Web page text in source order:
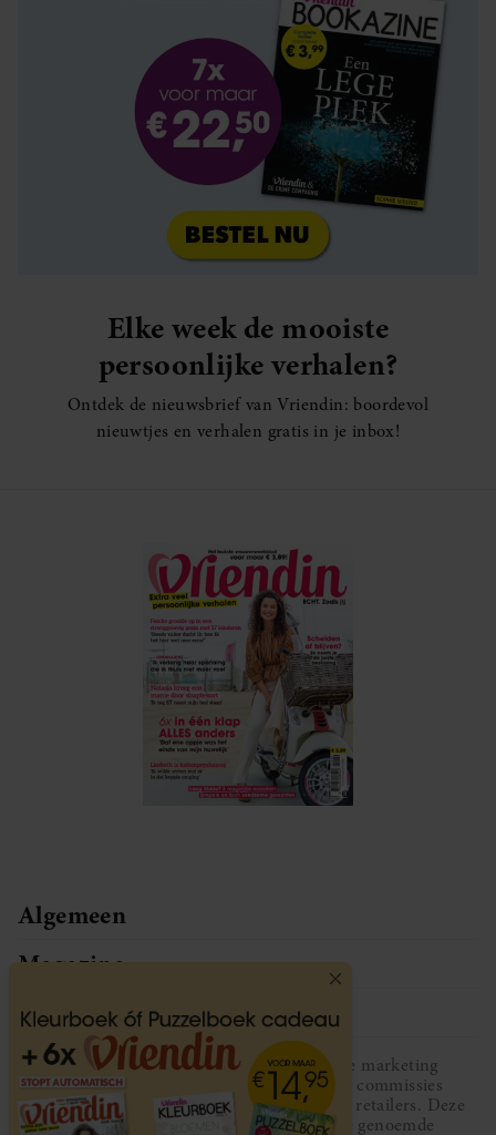
Elke week de mooiste
persoonlijke verhalen?
Ontdek de nieuwsbrief van Vriendin: boordevol
nieuwtjes en verhalen gratis in je inbox!
Algemeen
Magazine
Service
Vriendin participeert in diverse affiliate marketing
programma’s, dat houdt in dat Vriendin commissies
ontvangt voor aankopen middels links van retailers. Deze
website wordt niet gesponsord door de genoemde